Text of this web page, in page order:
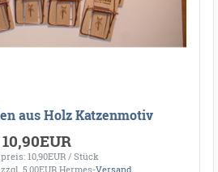
aus Holz Katzenmotiv
10,90EUR
10,90EUR / Stück
zzgl. 5,00EUR Hermes-Versand